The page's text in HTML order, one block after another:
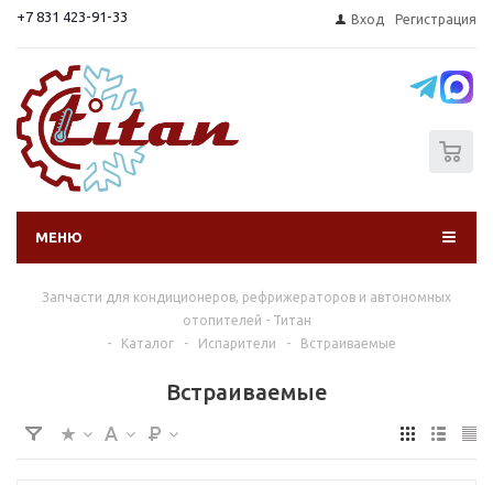
+7 831 423-91-33 Вход Регистрация
МЕНЮ
Запчасти для кондиционеров, рефрижераторов и автономных
отопителей - Титан
-
Каталог - Испарители - Встраиваемые
Встраиваемые